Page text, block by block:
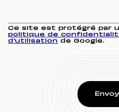
Ce site est protégré par
politique de
d'utilisation de Google.